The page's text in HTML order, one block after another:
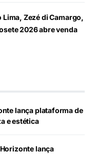
Zezé di Camargo,
2026 abre venda
lança plataforma de
e estética
lança